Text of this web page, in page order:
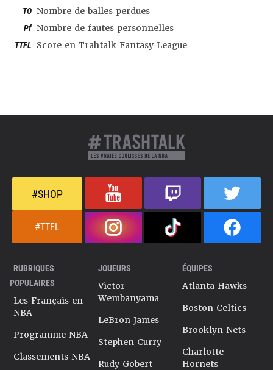
TO Nombre de balles perdues
Pf Nombre de fautes personnelles
TTFL Score en Trahtalk Fantasy League
#SHOP
#TTFL
RUBRIQUES
POPULAIRES
Les Français en
NBA
Programme NBA
Classements NBA
JOUEURS
Victor
Wembanyama
LeBron James
Stephen Curry
Rudy Gobert
ÉQUIPES
Atlanta Hawks
Boston Celtics
Brooklyn Nets
Charlotte
Hornets